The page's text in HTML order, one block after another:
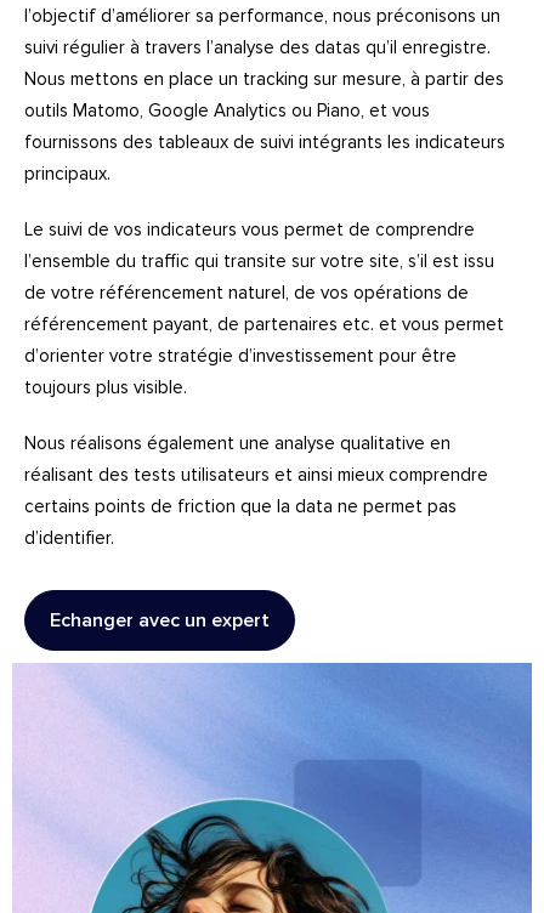
l’objectif d’améliorer sa performance, nous préconisons un
suivi régulier à travers l’analyse des datas qu’il enregistre.
Nous mettons en place un tracking sur mesure, à partir des
outils Matomo, Google Analytics ou Piano, et vous
fournissons des tableaux de suivi intégrants les indicateurs
principaux.
Le suivi de vos indicateurs vous permet de comprendre
l’ensemble du traffic qui transite sur votre site, s’il est issu
de votre référencement naturel, de vos opérations de
référencement payant, de partenaires etc. et vous permet
d’orienter votre stratégie d’investissement pour être
toujours plus visible.
Nous réalisons également une analyse qualitative en
réalisant des tests utilisateurs et ainsi mieux comprendre
certains points de friction que la data ne permet pas
d’identifier.
Echanger avec un expert